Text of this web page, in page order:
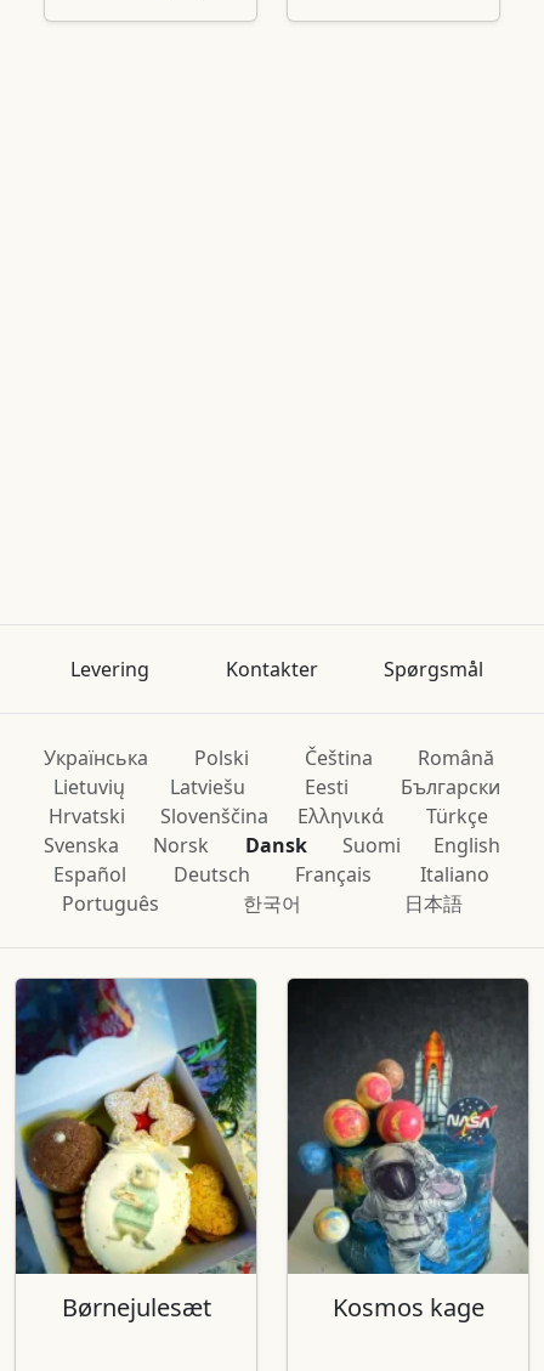
Levering Kontakter Spørgsmål
Українська Polski Čeština
Română
Lietuvių
Latviešu Eesti
Български
Hrvatski
Slovenščina Ελληνικά
Türkçe
Svenska
Norsk Dansk Suomi
English
Español
Deutsch Français
Italiano
Português
한국어 日本語
Børnejulesæt Kosmos kage